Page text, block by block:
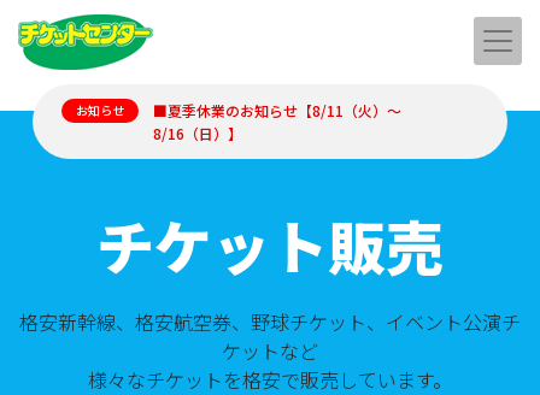
お知らせ
■夏季休業のお知らせ【8/11（火）～
8/16（日）】
チケット販売
格安新幹線、格安航空券、野球チケット、イベント公演チ
ケットなど
様々なチケットを格安で販売しています。